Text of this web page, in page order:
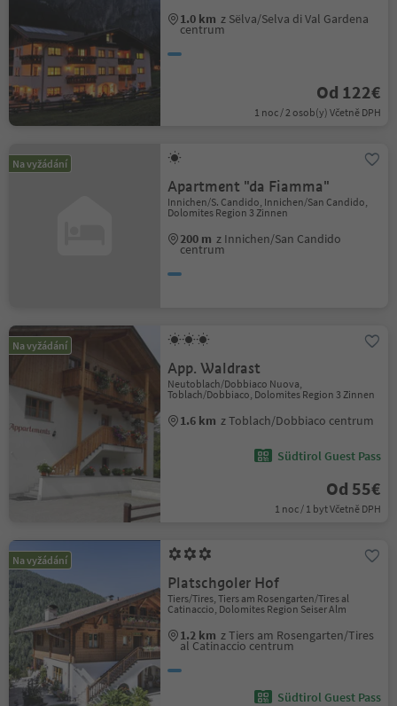
1.0 km z Sëlva/Selva di Val Gardena
centrum
Od 122€
1 noc / 2 osob(y) Včetně DPH
Na vyžádání
Apartment "da Fiamma"
Innichen/S. Candido, Innichen/San Candido,
Dolomites Region 3 Zinnen
200 m z Innichen/San Candido
centrum
Na vyžádání
App. Waldrast
Neutoblach/Dobbiaco Nuova,
Toblach/Dobbiaco, Dolomites Region 3 Zinnen
1.6 km z Toblach/Dobbiaco centrum
Südtirol Guest Pass
Od 55€
1 noc / 1 byt Včetně DPH
Na vyžádání
Platschgoler Hof
Tiers/Tires, Tiers am Rosengarten/Tires al
Catinaccio, Dolomites Region Seiser Alm
1.2 km z Tiers am Rosengarten/Tires
al Catinaccio centrum
Südtirol Guest Pass